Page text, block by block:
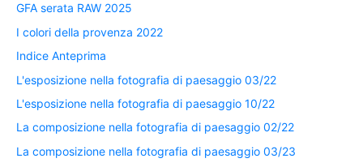
GFA serata RAW 2025
I colori della provenza 2022
Indice Anteprima
L'esposizione nella fotografia di paesaggio 03/22
L'esposizione nella fotografia di paesaggio 10/22
La composizione nella fotografia di paesaggio 02/22
La composizione nella fotografia di paesaggio 03/23